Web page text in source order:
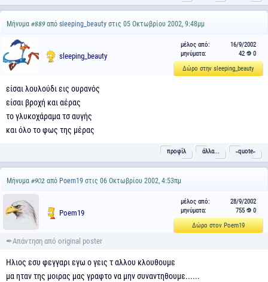
Μήνυμα #889από sleeping_beauty στις 05 Οκτωβρίου 2002, 9:48μμ
sleeping_beauty
μέλος από:
16/9/2002
μηνύματα:
42
0
Δώρο στην sleeping_beauty
είσαι λουλούδι εις ουρανός
είσαι βροχή και αέρας
το γλυκοχάραμα τσ αυγής
και όλο το φως της μέρας
προφίλ άλλα... ˵quote˶
Μήνυμα #902 από Poem19 στις 06 Οκτωβρίου 2002, 4:53πμ
Poem19
μέλος από:
28/9/2002
μηνύματα:
755
0
Δώρο στον Poem19
Ηλιος εσυ φεγγαρι εγω ο γεις τ αλλου κλουθουμε
μα ηταν της μοιρας μας γραφτο να μην συναντηθουμε......